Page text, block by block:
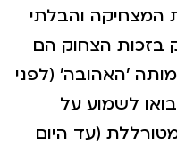
המצחיקה והבלתי
בזכות הצחוק הם
'האהובה' (לפני
לשמוע על
(עד היום